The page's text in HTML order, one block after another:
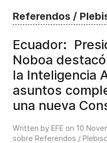
Referendos /
Ecuador:
Noboa
la Inteligencia
asuntos
una nueva
Written by EFE on 10
sobre Referendos /